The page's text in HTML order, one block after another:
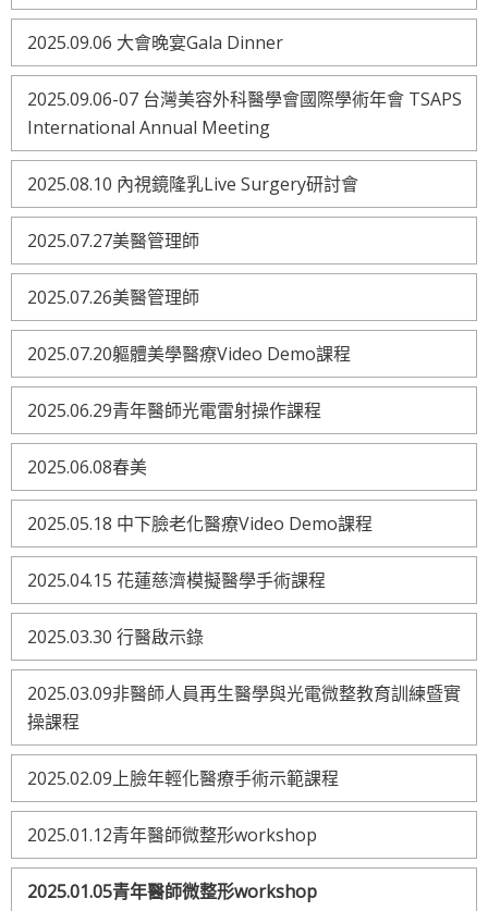
2025.09.06 大會晚宴Gala Dinner
2025.09.06-07 台灣美容外科醫學會國際學術年會 TSAPS
International Annual Meeting
2025.08.10 內視鏡隆乳Live Surgery研討會
2025.07.27美醫管理師
2025.07.26美醫管理師
2025.07.20軀體美學醫療Video Demo課程
2025.06.29青年醫師光電雷射操作課程
2025.06.08春美
2025.05.18 中下臉老化醫療Video Demo課程
2025.04.15 花蓮慈濟模擬醫學手術課程
2025.03.30 行醫啟示錄
2025.03.09非醫師人員再生醫學與光電微整教育訓練暨實
操課程
2025.02.09上臉年輕化醫療手術示範課程
2025.01.12青年醫師微整形workshop
2025.01.05青年醫師微整形workshop